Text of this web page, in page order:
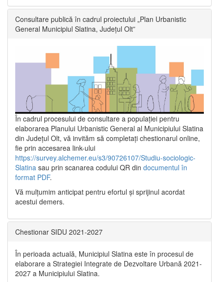
Consultare publică în cadrul proiectului „Plan Urbanistic
General Municipiul Slatina, Județul Olt”
În cadrul procesului de consultare a populaţiei pentru
elaborarea Planului Urbanistic General al Municipiului Slatina
din Județul Olt, vă invităm să completați chestionarul online,
fie prin accesarea link-ului
https://survey.alchemer.eu/s3/90726107/Studiu-sociologic-
Slatina sau prin scanarea codului QR din documentul în
format PDF.
Vă mulţumim anticipat pentru efortul şi sprijinul acordat
acestui demers.
Chestionar SIDU 2021-2027
În perioada actuală, Municipiul Slatina este în procesul de
elaborare a Strategiei Integrate de Dezvoltare Urbană 2021‐
2027 a Municipiului Slatina.